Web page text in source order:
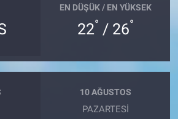
EN DÜŞÜK / EN YÜKSEK
22° / 26°
10 AĞUSTOS
PAZARTESI